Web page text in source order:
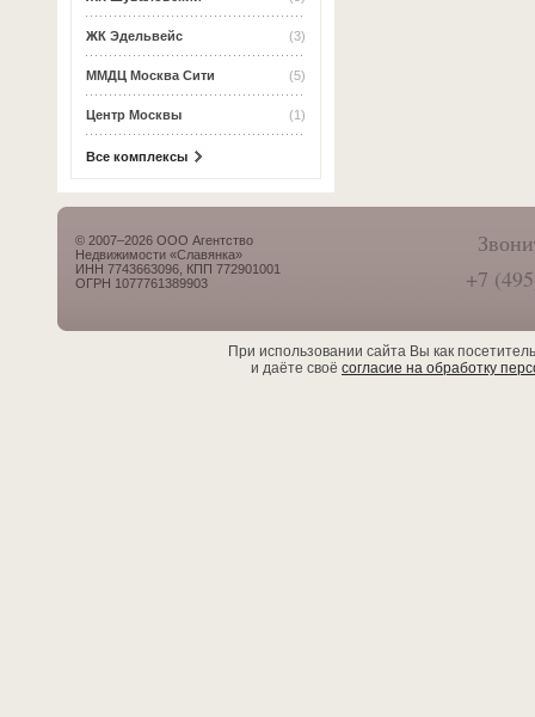
(3)
ЖК Эдельвейс
(5)
ММДЦ Москва Сити
(1)
Центр Москвы
Все комплексы
© 2007–2026 ООО Агентство
Недвижимости «Славянка»
ИНН 7743663096, КПП 772901001
ОГРН 1077761389903
+7
При использовании сайта Вы как
и даёте своё согласие на обработку